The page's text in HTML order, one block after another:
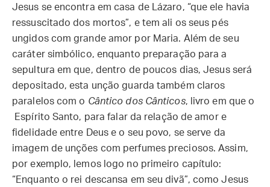
Jesus se encontra em casa de Lázaro, “que ele havia
ressuscitado dos mortos”, e tem ali os seus pés
ungidos com grande amor por Maria. Além de seu
caráter simbólico, enquanto preparação para a
sepultura em que, dentro de poucos dias, Jesus será
depositado, esta unção guarda também claros
paralelos com o Cântico dos Cânticos, livro em que o
Espírito Santo, para falar da relação de amor e
fidelidade entre Deus e o seu povo, se serve da
imagem de unções com perfumes preciosos. Assim,
por exemplo, lemos logo no primeiro capítulo:
“Enquanto o rei descansa em seu divã”, como Jesus